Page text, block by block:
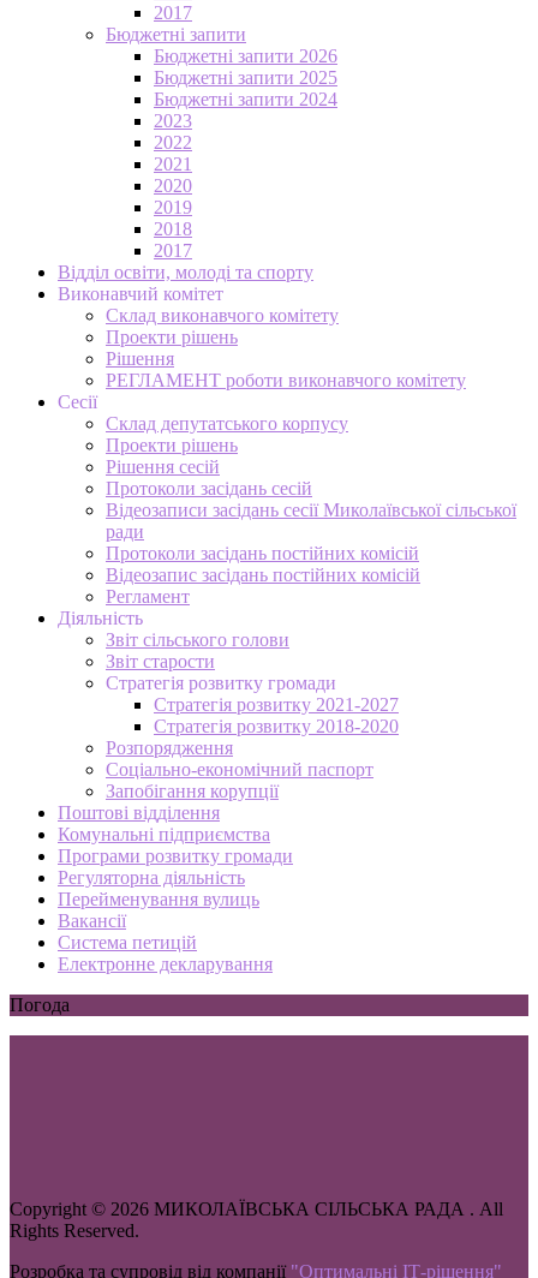
2017
Бюджетні запити
Бюджетні запити 2026
Бюджетні запити 2025
Бюджетні запити 2024
2023
2022
2021
2020
2019
2018
2017
Відділ освіти, молоді та спорту
Виконавчий комітет
Склад виконавчого комітету
Проекти рішень
Рішення
РЕГЛАМЕНТ роботи виконавчого комітету
Сесії
Склад депутатського корпусу
Проекти рішень
Рішення сесій
Протоколи засідань сесій
Відеозаписи засідань сесії Миколаївської сільської
ради
Протоколи засідань постійних комісій
Відеозапис засідань постійних комісій
Регламент
Діяльність
Звіт сільського голови
Звіт старости
Стратегія розвитку громади
Стратегія розвитку 2021-2027
Стратегія розвитку 2018-2020
Розпорядження
Соціально-економічний паспорт
Запобігання корупції
Поштові відділення
Комунальні підприємства
Програми розвитку громади
Регуляторна діяльність
Перейменування вулиць
Вакансії
Система петицій
Електронне декларування
Погода
Copyright © 2026 МИКОЛАЇВСЬКА СІЛЬСЬКА РАДА . All
Rights Reserved.
Розробка та супровід від компанії "Оптимальні ІТ-рішення"